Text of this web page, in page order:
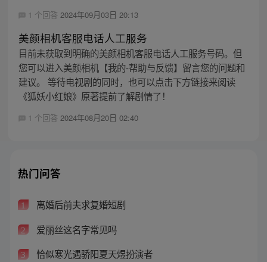
1 个回答 2024年09月03日 20:13
美颜相机客服电话人工服务
目前未获取到明确的美颜相机客服电话人工服务号码。但
您可以进入美颜相机【我的-帮助与反馈】留言您的问题和
建议。 等待电视剧的同时，也可以点击下方链接来阅读
《狐妖小红娘》原著提前了解剧情了！
1 个回答 2024年08月20日 02:40
热门问答
1 离婚后前夫求复婚短剧
2 爱丽丝这名字常见吗
3 恰似寒光遇骄阳夏天煜扮演者